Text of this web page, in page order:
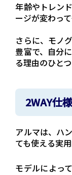
年齢やトレン
ージが変わっ
さらに、モノ
豊富で、自分
る理由のひと
2WAY仕
アルマは、ハ
ても使える実
モデルによっ